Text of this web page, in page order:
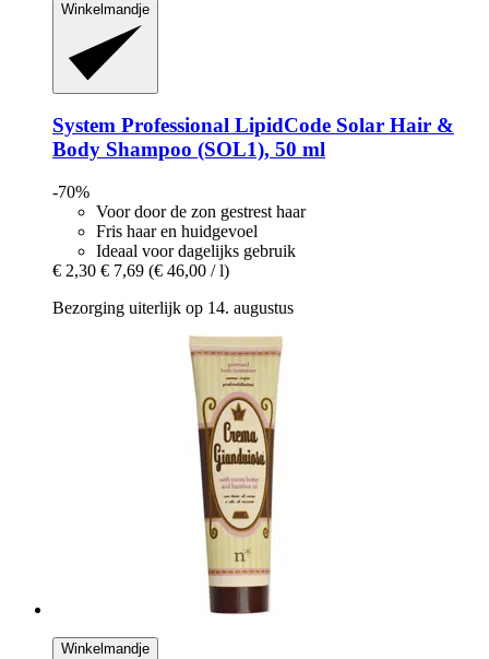
Winkelmandje
System Professional LipidCode Solar Hair &
Body Shampoo (SOL1), 50 ml
-70%
Voor door de zon gestrest haar
Fris haar en huidgevoel
Ideaal voor dagelijks gebruik
€ 2,30 € 7,69 (€ 46,00 / l)
Bezorging uiterlijk op 14. augustus
Winkelmandje